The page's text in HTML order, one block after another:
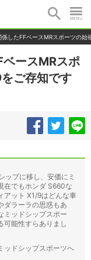
したFFベースMRスポーツの
ースMRスポ
ご存知です
ップに移し、安価にミ
在でもホンダ S660な
アット X1/9はどんな車
ダラーラの思惑もあ
ミッドシップスポー
可能性すらありまし
ッドシップスポーツへ